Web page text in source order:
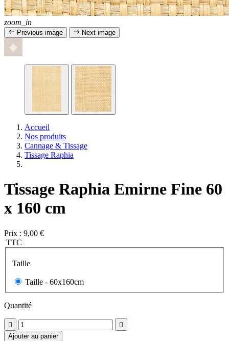
zoom_in
Previous image Next image
Accueil
Nos produits
Cannage & Tissage
Tissage Raphia
Tissage Raphia Emirne Fine 60
x 160 cm
Prix : 9,00 €
TTC
Taille
Taille - 60x160cm
Quantité


Ajouter au panier